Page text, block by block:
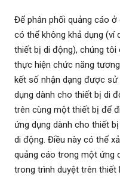
Để phân phối quảng cáo
có thể không khả dụng (ví
thiết bị di động), chúng
thực hiện chức năng
kết số nhận dạng được
dụng dành cho thiết bị di
trên cùng một thiết bị để
ứng dụng dành cho thiết
di động. Điều này có thể
quảng cáo trong một ứng
trong trình duyệt trên thiết